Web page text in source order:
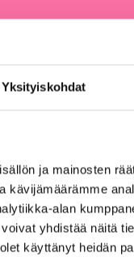
Yksityiskohdat
ja mainosten
kävijämäärämme
alan
yhdistää näitä
käyttänyt heidän
2026